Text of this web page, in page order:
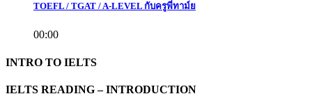
TOEFL / TGAT / A-LEVEL กับครูพี่ทาม์ย
00:00
INTRO TO IELTS
IELTS READING – INTRODUCTION